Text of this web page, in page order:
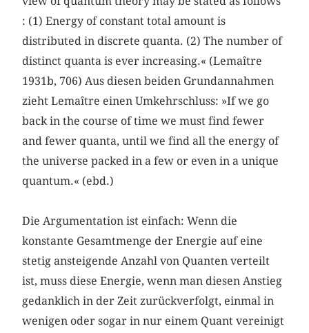
: (1) Energy of constant total amount is
distributed in discrete quanta. (2) The number of
distinct quanta is ever increasing.« (Lemaître
1931b, 706) Aus diesen beiden Grundannahmen
zieht Lemaître einen Umkehrschluss: »If we go
back in the course of time we must find fewer
and fewer quanta, until we find all the energy of
the universe packed in a few or even in a unique
quantum.« (ebd.)
Die Argumentation ist einfach: Wenn die
konstante Gesamtmenge der Energie auf eine
stetig ansteigende Anzahl von Quanten verteilt
ist, muss diese Energie, wenn man diesen Anstieg
gedanklich in der Zeit zurückverfolgt, einmal in
wenigen oder sogar in nur einem Quant vereinigt